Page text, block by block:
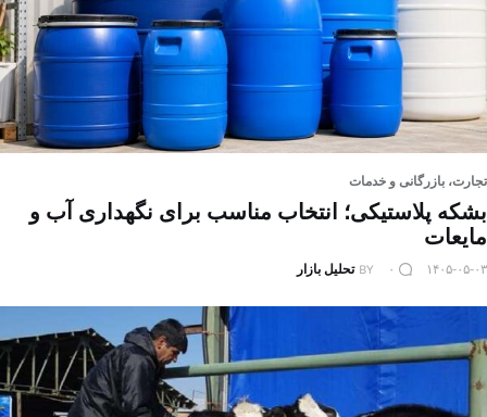
تجارت، بازرگانی و خدمات
بشکه پلاستیکی؛ انتخاب مناسب برای نگهداری آب و
مایعات
۱۴۰۵-۰۵-۰۳ ۰ BY تحلیل بازار